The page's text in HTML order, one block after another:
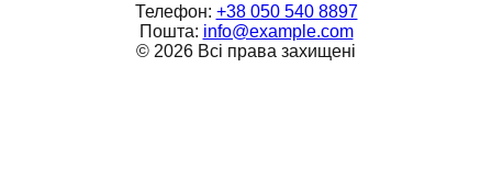
Телефон: +38 050 540 8897
Пошта: info@example.com
© 2026 Всі права захищені